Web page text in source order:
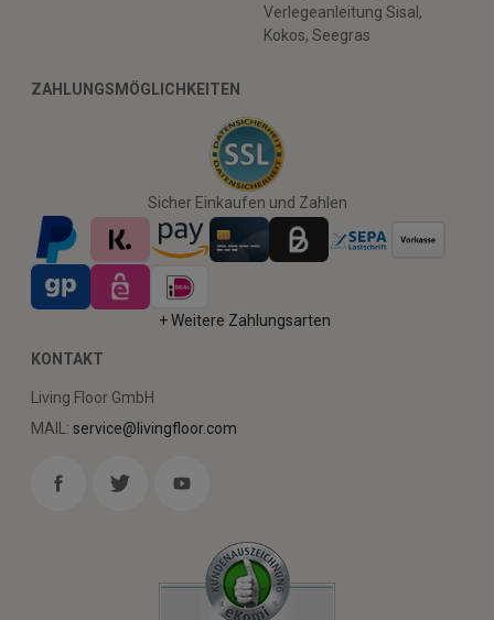
Verlegeanleitung Sisal,
Kokos, Seegras
ZAHLUNGSMÖGLICHKEITEN
Sicher Einkaufen und Zahlen
+ Weitere Zahlungsarten
KONTAKT
Living Floor GmbH
MAIL: service@livingfloor.com